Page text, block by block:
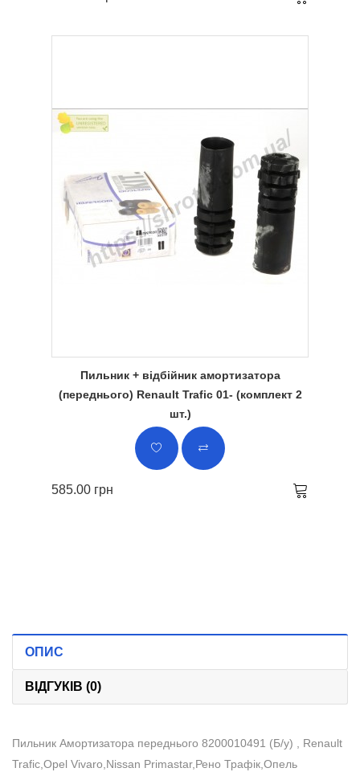
Пильник + відбійник амортизатора
(переднього) Renault Trafic 01- (комплект 2
шт.)
585.00 грн
ОПИС
ВІДГУКІВ (0)
Пильник Амортизатора переднього 8200010491 (Б/у) , Renault
Trafic,Opel Vivaro,Nissan Primastar,Рено Трафік,Опель